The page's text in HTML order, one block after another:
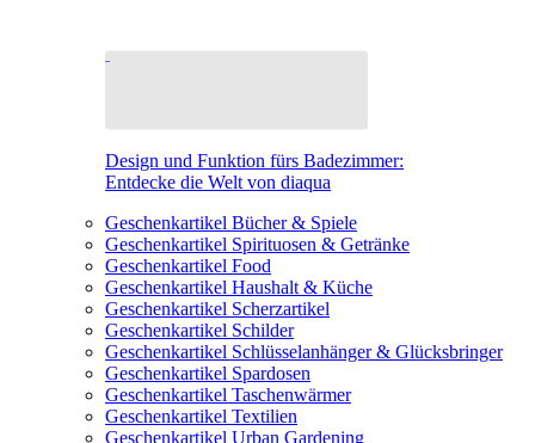
Design und Funktion fürs Badezimmer:
Entdecke die Welt von diaqua
Geschenkartikel Bücher & Spiele
Geschenkartikel Spirituosen & Getränke
Geschenkartikel Food
Geschenkartikel Haushalt & Küche
Geschenkartikel Scherzartikel
Geschenkartikel Schilder
Geschenkartikel Schlüsselanhänger & Glücksbringer
Geschenkartikel Spardosen
Geschenkartikel Taschenwärmer
Geschenkartikel Textilien
Geschenkartikel Urban Gardening